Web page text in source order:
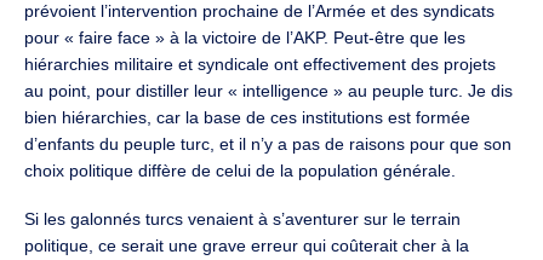
prévoient l’intervention prochaine de l’Armée et des syndicats
pour « faire face » à la victoire de l’AKP. Peut-être que les
hiérarchies militaire et syndicale ont effectivement des projets
au point, pour distiller leur « intelligence » au peuple turc. Je dis
bien hiérarchies, car la base de ces institutions est formée
d’enfants du peuple turc, et il n’y a pas de raisons pour que son
choix politique diffère de celui de la population générale.
Si les galonnés turcs venaient à s’aventurer sur le terrain
politique, ce serait une grave erreur qui coûterait cher à la